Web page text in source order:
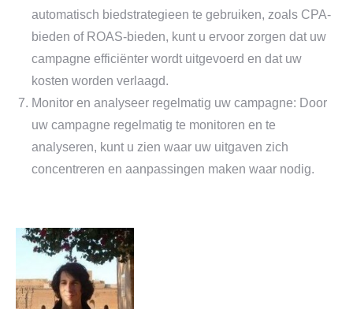
automatisch biedstrategieen te gebruiken, zoals CPA-
bieden of ROAS-bieden, kunt u ervoor zorgen dat uw
campagne efficiënter wordt uitgevoerd en dat uw
kosten worden verlaagd.
Monitor en analyseer regelmatig uw campagne: Door
uw campagne regelmatig te monitoren en te
analyseren, kunt u zien waar uw uitgaven zich
concentreren en aanpassingen maken waar nodig.